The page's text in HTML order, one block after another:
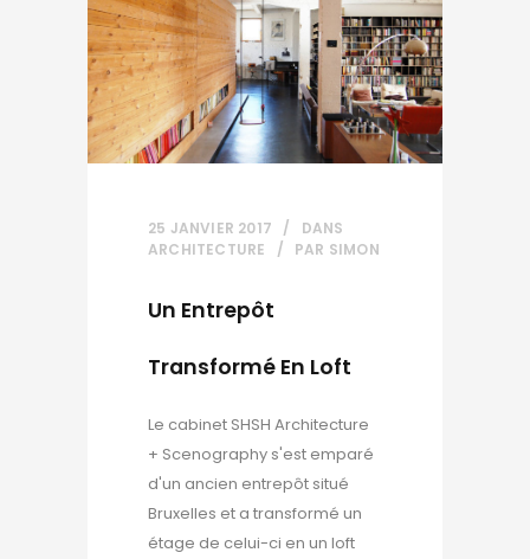
25 JANVIER 2017
DANS
ARCHITECTURE
PAR SIMON
Un Entrepôt
Transformé En Loft
Le cabinet SHSH Architecture
+ Scenography s'est emparé
d'un ancien entrepôt situé
Bruxelles et a transformé un
étage de celui-ci en un loft